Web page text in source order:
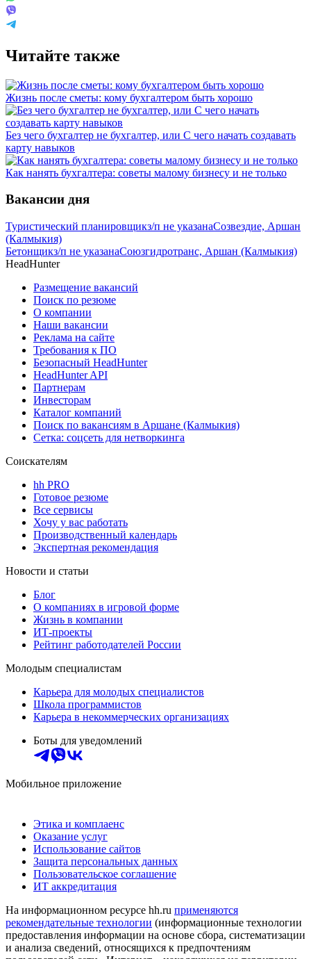
Читайте также
Жизнь после сметы: кому бухгалтером быть хорошо
Без чего бухгалтер не бухгалтер, или С чего начать создавать
карту навыков
Как нанять бухгалтера: советы малому бизнесу и не только
Вакансии дня
Туристический планировщикз/п не указанаСозвездие, Аршан
(Калмыкия)
Бетонщикз/п не указанаСоюзгидротранс, Аршан (Калмыкия)
HeadHunter
Размещение вакансий
Поиск по резюме
О компании
Наши вакансии
Реклама на сайте
Требования к ПО
Безопасный HeadHunter
HeadHunter API
Партнерам
Инвесторам
Каталог компаний
Поиск по вакансиям в Аршане (Калмыкия)
Сетка: соцсеть для нетворкинга
Соискателям
hh PRO
Готовое резюме
Все сервисы
Хочу у вас работать
Производственный календарь
Экспертная рекомендация
Новости и статьи
Блог
О компаниях в игровой форме
Жизнь в компании
ИТ-проекты
Рейтинг работодателей России
Молодым специалистам
Карьера для молодых специалистов
Школа программистов
Карьера в некоммерческих организациях
Боты для уведомлений
Мобильное приложение
Этика и комплаенс
Оказание услуг
Использование сайтов
Защита персональных данных
Пользовательское соглашение
ИТ аккредитация
На информационном ресурсе hh.ru применяются
рекомендательные технологии (информационные технологии
предоставления информации на основе сбора, систематизации
и анализа сведений, относящихся к предпочтениям